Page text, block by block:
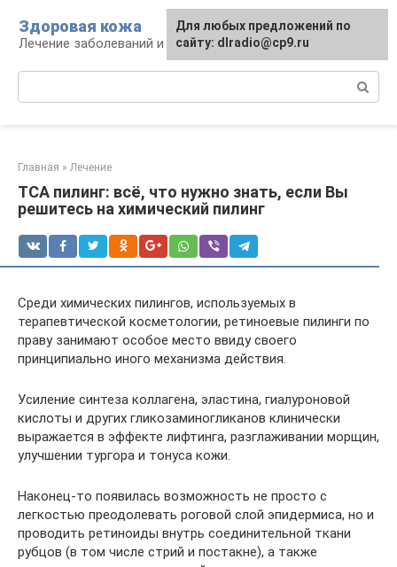
контенту
Здоровая кожа
Лечение заболеваний и уход за кожей
Главная » Лечение
ТСА пилинг: всё, что нужно знать, если Вы
решитесь на химический пилинг
Среди химических пилингов, используемых в
терапевтической косметологии, ретиноевые пилинги по
праву занимают особое место ввиду своего
принципиально иного механизма действия.
Усиление синтеза коллагена, эластина, гиалуроновой
кислоты и других гликозаминогликанов клинически
выражается в эффекте лифтинга, разглаживании морщин,
улучшении тургора и тонуса кожи.
Наконец-то появилась возможность не просто с
легкостью преодолевать роговой слой эпидермиса, но и
проводить ретиноиды внутрь соединительной ткани
рубцов (в том числе стрий и постакне), а также
Для любых предложений по
сайту: dlradio@cp9.ru